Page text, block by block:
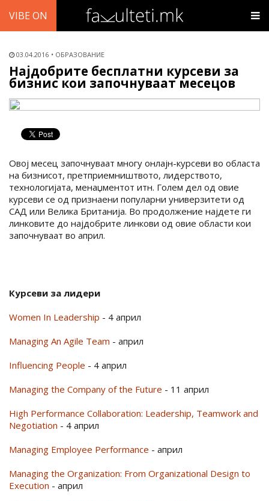
VIBE ON
03.04.2016 ОБРАЗОВАНИЕ
Најдобрите бесплатни курсеви за
бизнис кои започнуваат месецов
Овој месец започнуваат многу онлајн-курсеви во областа
на бизнисот, претприемништвото, лидерството,
технологијата, менаџментот итн. Голем дел од овие
курсеви се од признаени популарни универзитети од
САД или Велика Британија. Во продолжение најдете ги
линковите до најдобрите линкови од овие области кои
започнуваат во април.
Курсеви за лидери
Women In Leadership - 4 април
Managing An Agile Team - април
Influencing People - 4 април
Managing the Company of the Future - 11 април
High Performance Collaboration: Leadership, Teamwork and
Negotiation - 4 април
Managing Employee Performance - април
Managing the Organization: From Organizational Design to
Execution - април